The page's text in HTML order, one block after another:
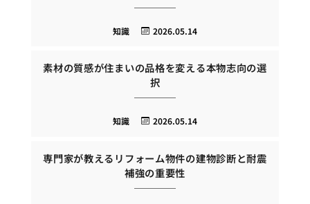
2026.05.14
知識
素材の質感が住まいの品格を変える本物志向の選
択
2026.05.14
知識
専門家が教えるリフォーム物件の建物診断と耐震
補強の重要性